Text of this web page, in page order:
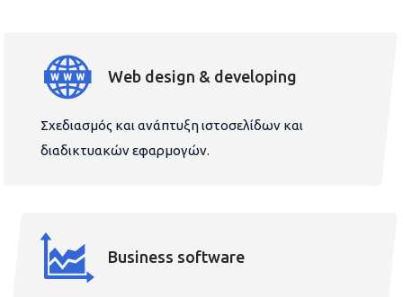
Web design & developing
Σχεδιασμός και ανάπτυξη ιστοσελίδων και
διαδικτυακών εφαρμογών.
Business software